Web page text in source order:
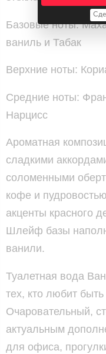
Базовые ноты:
ваниль и Табак
Верхние ноты:
Средние ноты:
Нарцисс
Ароматная
сладкими
соломенными
кофе и
акценты красного
Шлейф базы
ванили.
Туалетная вода
тех, кто любит
Очаровательный,
актуальным
для офиса,